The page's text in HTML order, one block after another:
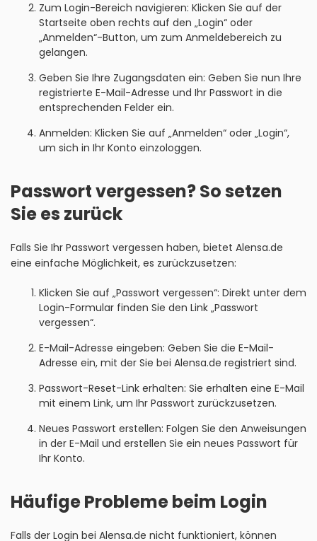
Zum Login-Bereich navigieren: Klicken Sie auf der
Startseite oben rechts auf den „Login“ oder
„Anmelden“-Button, um zum Anmeldebereich zu
gelangen.
Geben Sie Ihre Zugangsdaten ein: Geben Sie nun Ihre
registrierte E-Mail-Adresse und Ihr Passwort in die
entsprechenden Felder ein.
Anmelden: Klicken Sie auf „Anmelden“ oder „Login“,
um sich in Ihr Konto einzologgen.
Passwort vergessen? So setzen
Sie es zurück
Falls Sie Ihr Passwort vergessen haben, bietet Alensa.de
eine einfache Möglichkeit, es zurückzusetzen:
Klicken Sie auf „Passwort vergessen“: Direkt unter dem
Login-Formular finden Sie den Link „Passwort
vergessen“.
E-Mail-Adresse eingeben: Geben Sie die E-Mail-
Adresse ein, mit der Sie bei Alensa.de registriert sind.
Passwort-Reset-Link erhalten: Sie erhalten eine E-Mail
mit einem Link, um Ihr Passwort zurückzusetzen.
Neues Passwort erstellen: Folgen Sie den Anweisungen
in der E-Mail und erstellen Sie ein neues Passwort für
Ihr Konto.
Häufige Probleme beim Login
Falls der Login bei Alensa.de nicht funktioniert, können